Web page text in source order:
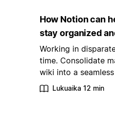
How Notion can
stay organized
Working in
time. Consolidate
wiki into a
Lukuaika 12 min